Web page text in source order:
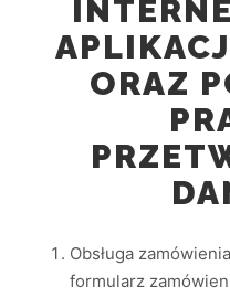
ORAZ
Obsługa
formularz